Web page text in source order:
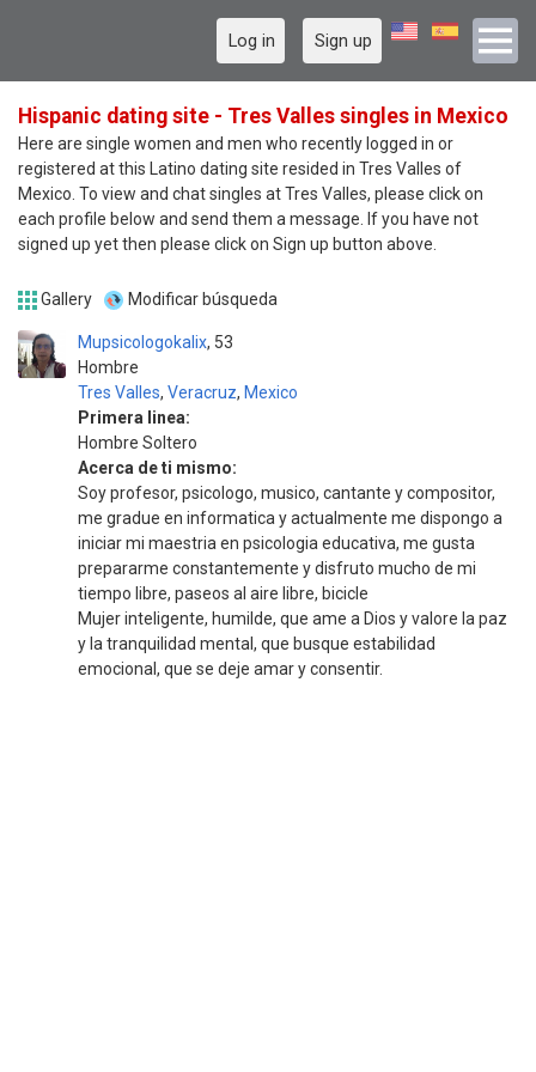
Log in Sign up
Hispanic dating site - Tres Valles singles in Mexico
Here are single women and men who recently logged in or
registered at this Latino dating site resided in Tres Valles of
Mexico. To view and chat singles at Tres Valles, please click on
each profile below and send them a message. If you have not
signed up yet then please click on Sign up button above.
Gallery Modificar búsqueda
Mupsicologokalix
Hombre
53
Tres Valles, Veracruz, Mexico
Primera linea:
Hombre Soltero
Acerca de ti mismo:
Soy profesor, psicologo, musico, cantante y compositor,
me gradue en informatica y actualmente me dispongo a
iniciar mi maestria en psicologia educativa, me gusta
prepararme constantemente y disfruto mucho de mi
tiempo libre, paseos al aire libre, bicicle
Mujer inteligente, humilde, que ame a Dios y valore la paz
y la tranquilidad mental, que busque estabilidad
emocional, que se deje amar y consentir.